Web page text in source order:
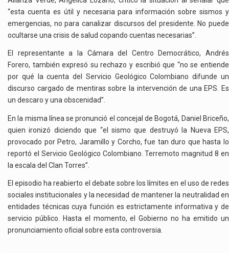
“esta cuenta es útil y necesaria para información sobre sismos y
emergencias, no para canalizar discursos del presidente. No puede
ocultarse una crisis de salud copando cuentas necesarias”.
El representante a la Cámara del Centro Democrático, Andrés
Forero, también expresó su rechazo y escribió que “no se entiende
por qué la cuenta del Servicio Geológico Colombiano difunde un
discurso cargado de mentiras sobre la intervención de una EPS. Es
un descaro y una obscenidad”.
En la misma línea se pronunció el concejal de Bogotá, Daniel Briceño,
quien ironizó diciendo que “el sismo que destruyó la Nueva EPS,
provocado por Petro, Jaramillo y Corcho, fue tan duro que hasta lo
reportó el Servicio Geológico Colombiano. Terremoto magnitud 8 en
la escala del Clan Torres”.
El episodio ha reabierto el debate sobre los límites en el uso de redes
sociales institucionales y la necesidad de mantener la neutralidad en
entidades técnicas cuya función es estrictamente informativa y de
servicio público. Hasta el momento, el Gobierno no ha emitido un
pronunciamiento oficial sobre esta controversia.